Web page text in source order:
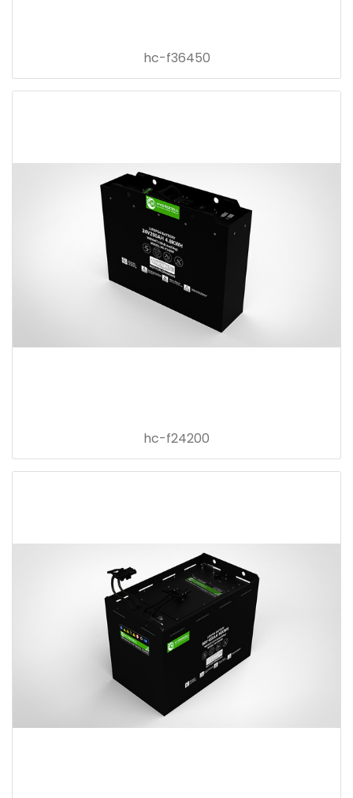
hc-f36450
hc-f24200